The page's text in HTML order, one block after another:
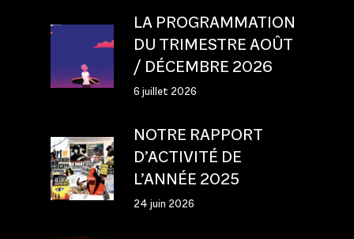
LA PROGRAMMATION
DU TRIMESTRE AOÛT
/ DÉCEMBRE 2026
6 juillet 2026
NOTRE RAPPORT
D’ACTIVITÉ DE
L’ANNÉE 2025
24 juin 2026